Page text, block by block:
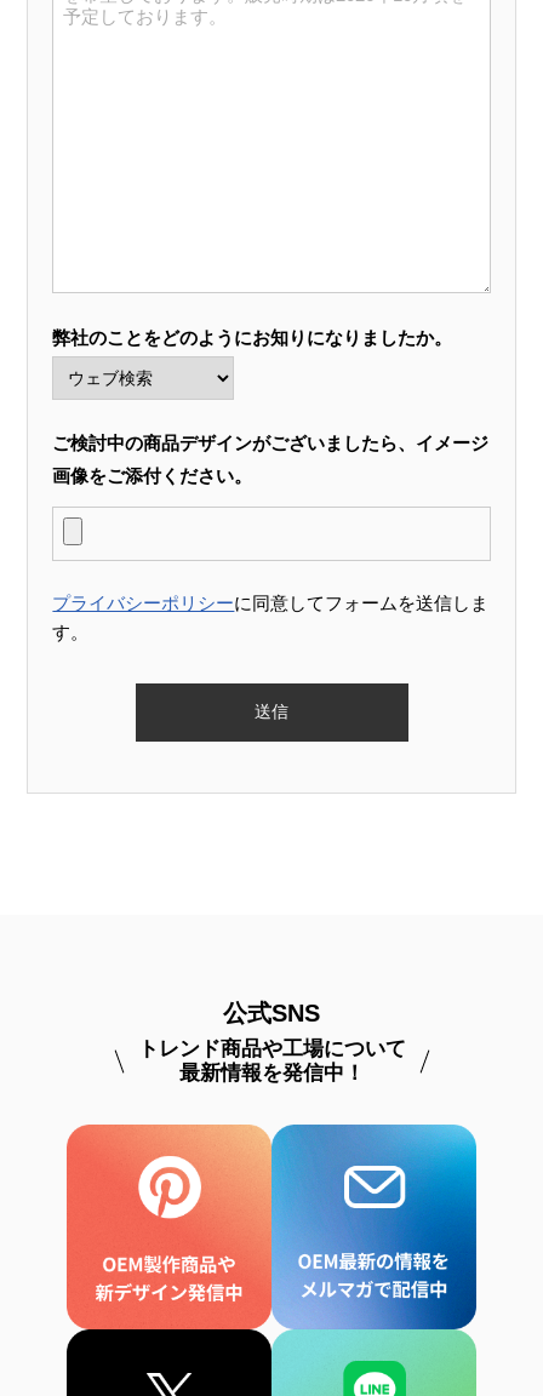
弊社のことをどのようにお知りになりましたか。
ご検討中の商品デザインがございましたら、イメージ
画像をご添付ください。
プライバシーポリシーに同意してフォームを送信しま
す。
公式SNS
トレンド商品や工場について
最新情報を発信中！